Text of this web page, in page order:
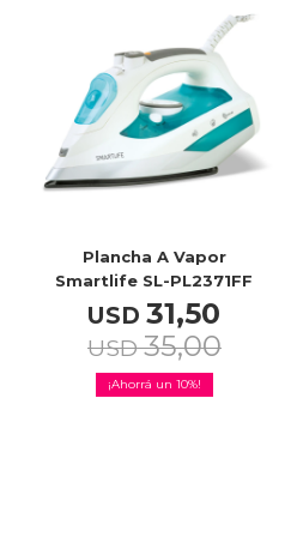
Plancha A Vapor
Smartlife SL-PL2371FF
USD 31,50
USD 35,00
10